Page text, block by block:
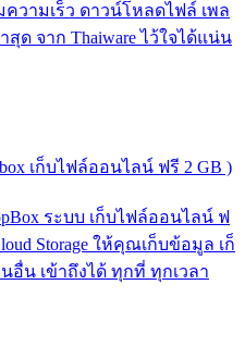
ความเร็ว ดาวน์โหลดไฟล์ เพล
ด จาก Thaiware ไว้ใจได้แน่น
เก็บไฟล์ออนไลน์ ฟรี 2 GB )
ระบบ เก็บไฟล์ออนไลน์ ฟ
Storage ให้คุณเก็บข้อมูล เก็
อื่น เข้าถึงได้ ทุกที่ ทุกเวลา